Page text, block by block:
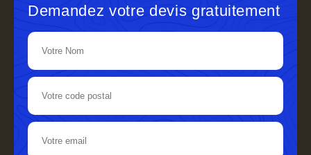
Demandez votre devis gratuitement